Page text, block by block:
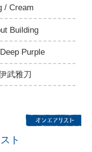
/ Cream
Building
Purple
武雅刀
ト